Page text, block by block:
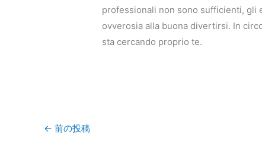
professionali non sono sufficienti, gli
ovverosia alla buona divertirsi. In
sta cercando proprio te.
← 前の投稿